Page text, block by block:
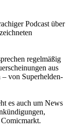
Podcast über
regelmäßig
aus
von Superhelden-
es auch um News